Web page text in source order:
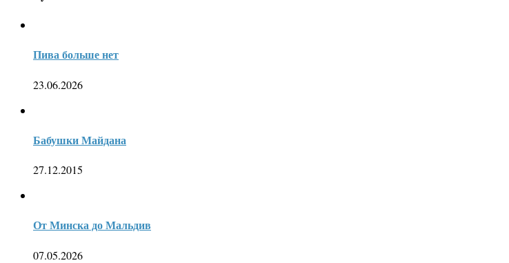
Пива больше нет
23.06.2026
Бабушки Майдана
27.12.2015
От Минска до Мальдив
07.05.2026